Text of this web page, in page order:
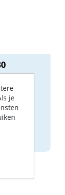
te
je